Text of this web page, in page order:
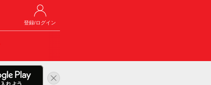
登録/ログイン